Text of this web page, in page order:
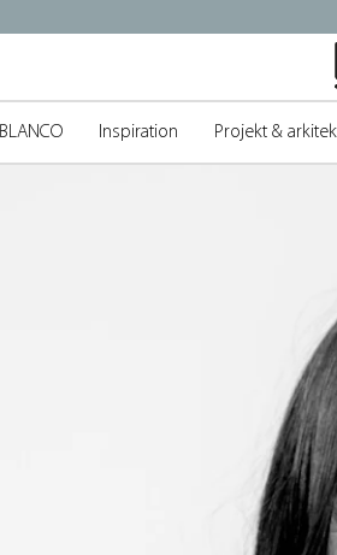
BLANCO Inspiration Projekt &